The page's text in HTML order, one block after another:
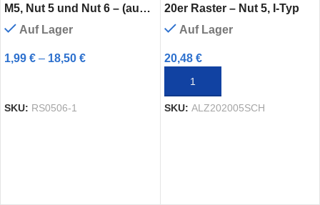
M5, Nut 5 und Nut 6 – (auch
im Set erhältlich)
Augenschraube, Kran Öse
Auf Lager
1,99 € – 18,50 €
SKU: RS0506-1
20er Raster – Nut 5, I-Typ
Auf Lager
20,48 €
IN DEN WARENKORB
SKU: ALZ202005SCH